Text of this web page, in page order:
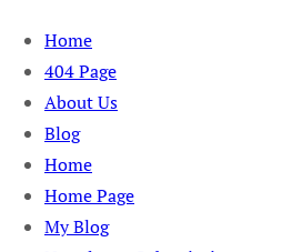
Skip
content
Home
404 Page
About Us
Blog
Home
Home Page
My Blog